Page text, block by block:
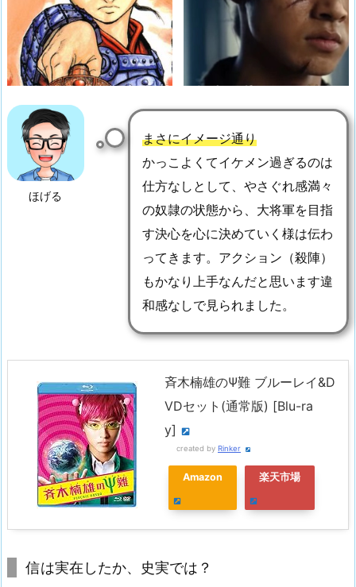
ほげる
まさにイメージ通り
かっこよくてイケメン過ぎるのは
仕方なしとして、やさぐれ感満々
の奴隷の状態から、大将軍を目指
す決心を心に決めていく様は伝わ
ってきます。アクション（殺陣）
もかなり上手なんだと思います違
和感なしで見られました。
斉木楠雄のΨ難 ブルーレイ&D
VDセット(通常版) [Blu-ra
y]
created by Rinker
Amazon 楽天市場
信は実在したか、史実では？